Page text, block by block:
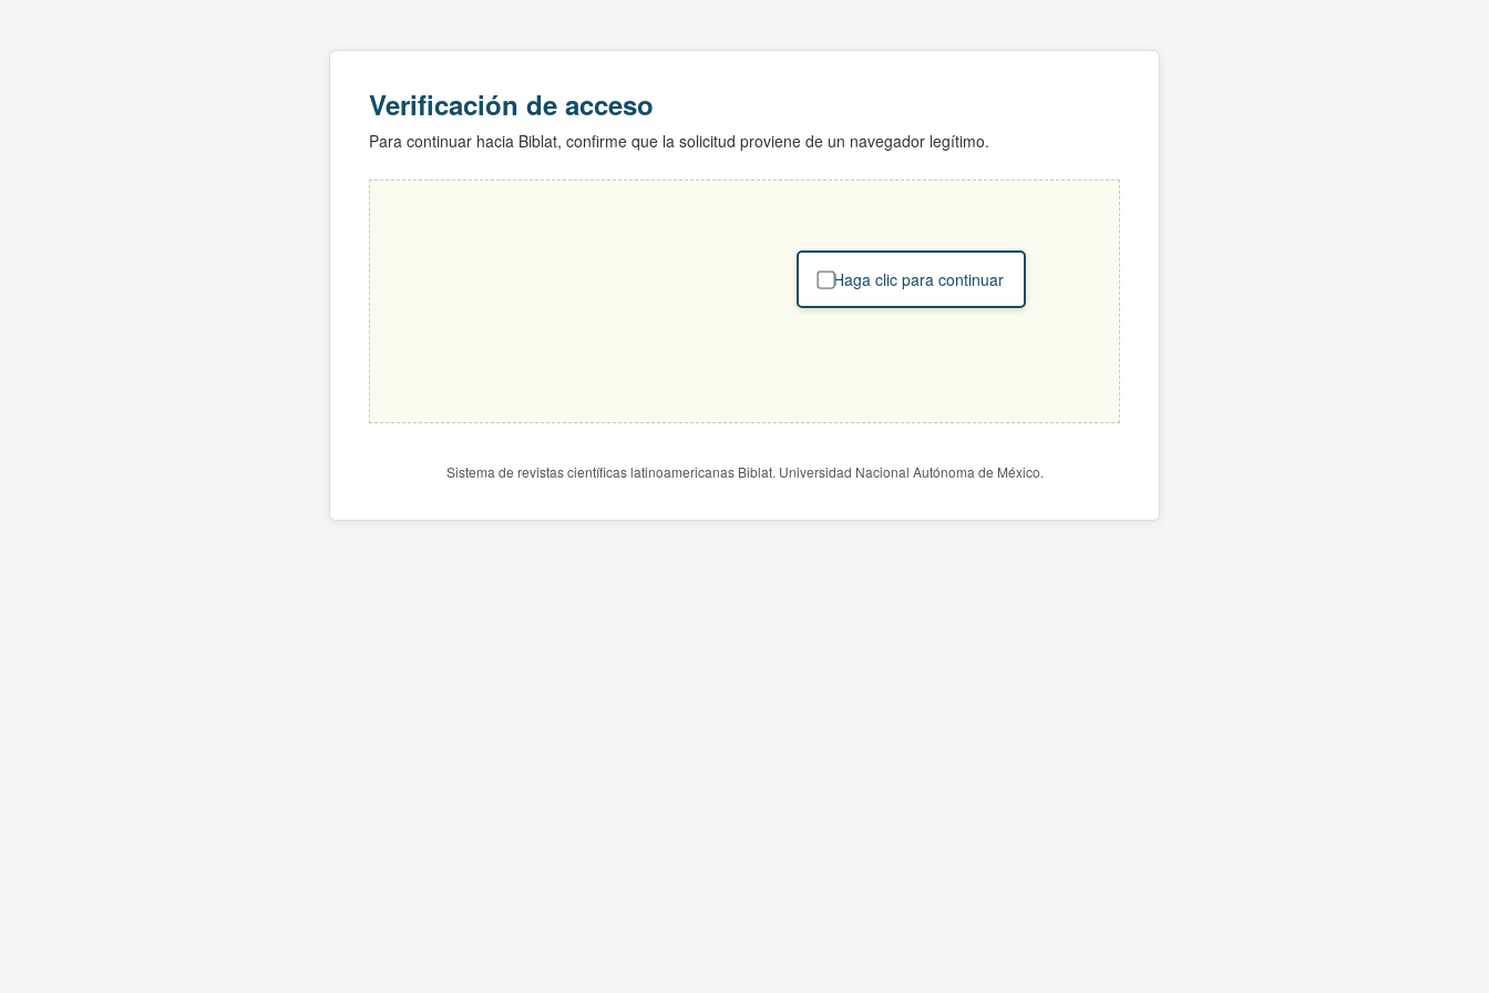
Verificación de acceso
Para continuar hacia Biblat, confirme que la solicitud proviene de un navegador legítimo.
Haga clic para continuar
Sistema de revistas científicas latinoamericanas Biblat. Universidad Nacional Autónoma de México.